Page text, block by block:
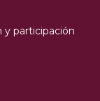
y participación